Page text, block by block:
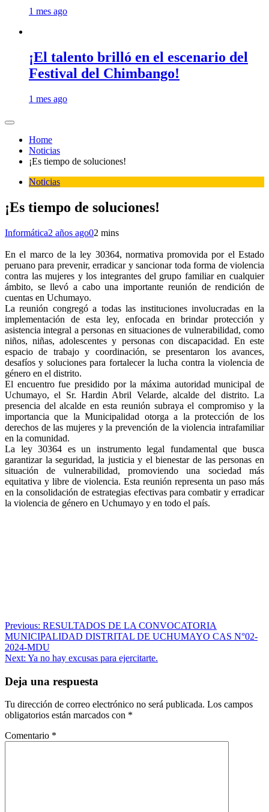
1 mes ago
¡El talento brilló en el escenario del
Festival del Chimbango!
1 mes ago
Home
Noticias
¡Es tiempo de soluciones!
Noticias
¡Es tiempo de soluciones!
Informática2 años ago02 mins
En el marco de la ley 30364, normativa promovida por el Estado
peruano para prevenir, erradicar y sancionar toda forma de violencia
contra las mujeres y los integrantes del grupo familiar en cualquier
ámbito, se llevó a cabo una importante reunión de rendición de
cuentas en Uchumayo.
La reunión congregó a todas las instituciones involucradas en la
implementación de esta ley, enfocada en brindar protección y
asistencia integral a personas en situaciones de vulnerabilidad, como
niños, niñas, adolescentes y personas con discapacidad. En este
espacio de trabajo y coordinación, se presentaron los avances,
desafíos y soluciones para fortalecer la lucha contra la violencia de
género en el distrito.
El encuentro fue presidido por la máxima autoridad municipal de
Uchumayo, el Sr. Hardin Abril Velarde, alcalde del distrito. La
presencia del alcalde en esta reunión subraya el compromiso y la
importancia que la Municipalidad otorga a la protección de los
derechos de las mujeres y la prevención de la violencia intrafamiliar
en la comunidad.
La ley 30364 es un instrumento legal fundamental que busca
garantizar la seguridad, la justicia y el bienestar de las personas en
situación de vulnerabilidad, promoviendo una sociedad más
equitativa y libre de violencia. Esta reunión representa un paso más
en la consolidación de estrategias efectivas para combatir y erradicar
la violencia de género en Uchumayo y en todo el país.
Navegación
de
entradas
Previous: RESULTADOS DE LA CONVOCATORIA
MUNICIPALIDAD DISTRITAL DE UCHUMAYO CAS N°02-
2024-MDU
Next: Ya no hay excusas para ejercitarte.
Deja una respuesta
Tu dirección de correo electrónico no será publicada. Los campos
obligatorios están marcados con *
Comentario *